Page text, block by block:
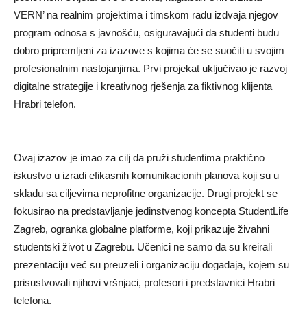
VERN’ na realnim projektima i timskom radu izdvaja njegov
program odnosa s javnošću, osiguravajući da studenti budu
dobro pripremljeni za izazove s kojima će se suočiti u svojim
profesionalnim nastojanjima. Prvi projekat uključivao je razvoj
digitalne strategije i kreativnog rješenja za fiktivnog klijenta
Hrabri telefon.
Ovaj izazov je imao za cilj da pruži studentima praktično
iskustvo u izradi efikasnih komunikacionih planova koji su u
skladu sa ciljevima neprofitne organizacije. Drugi projekt se
fokusirao na predstavljanje jedinstvenog koncepta StudentLife
Zagreb, ogranka globalne platforme, koji prikazuje živahni
studentski život u Zagrebu. Učenici ne samo da su kreirali
prezentaciju već su preuzeli i organizaciju događaja, kojem su
prisustvovali njihovi vršnjaci, profesori i predstavnici Hrabri
telefona.